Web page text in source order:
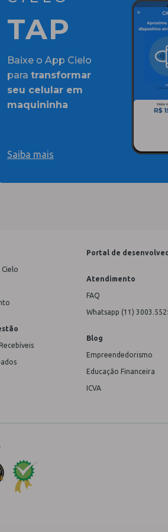
TAP
Baixe o App Cielo
paratransformar
seu celular em
maquininha
Saiba mais
Cielo
Portal de
Atendimento
FAQ
Whatsapp (11)
Blog
Empreendedorismo
Educação Financeira
ICVA